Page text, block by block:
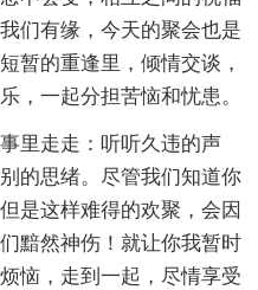
们有缘，今天的聚会也是
暂的重逢里，倾情交谈，
，一起分担苦恼和忧患。
里走走：听听久违的声
的思绪。尽管我们知道你
是这样难得的欢聚，会因
黯然神伤！就让你我暂时
恼，走到一起，尽情享受